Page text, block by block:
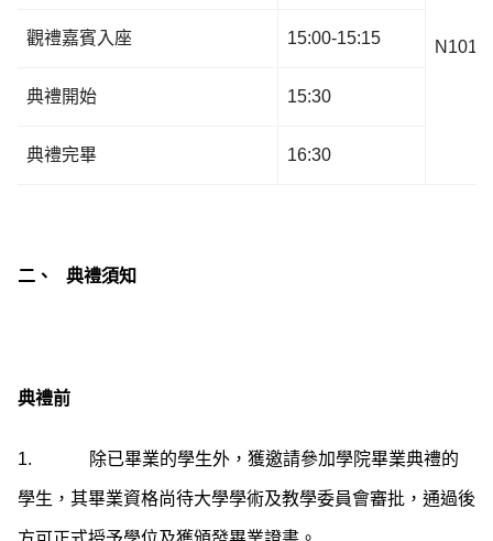
N101
觀禮嘉賓入座 15:00-15:15
典禮開始 15:30
典禮完畢 16:30
二、 典禮須知
典禮前
1. 除已畢業的學生外，獲邀請參加學院畢業典禮的
學生，其畢業資格尚待大學學術及教學委員會審批，通過後